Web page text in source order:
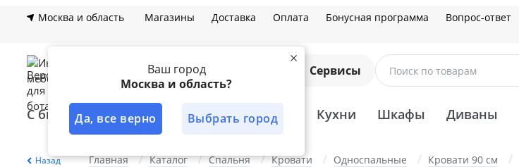
Ваш город
Москва и область?
Да, все верно Выбрать город
Москва и область Магазины Доставка Оплата Бонусная программа Вопрос-ответ
Сервисы Поиск по товарам
С быстрой доставкой Лучшее решение Кухни Шкафы Диваны
Назад Главная Каталог Спальня Кровати Односпальные Кровати 90 см